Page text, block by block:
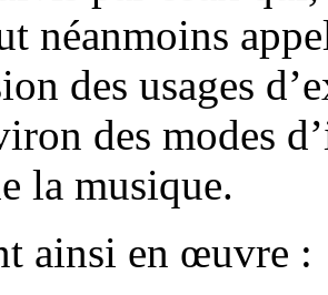
néanmoins
des usages
des modes
la musique.
ainsi en œuvre :